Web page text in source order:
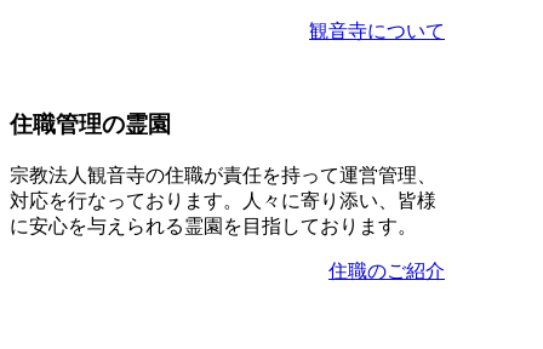
観音寺について
住職管理の霊園
宗教法人観音寺の住職が責任を持って運営管理、
対応を行なっております。人々に寄り添い、皆様
に安心を与えられる霊園を目指しております。
住職のご紹介